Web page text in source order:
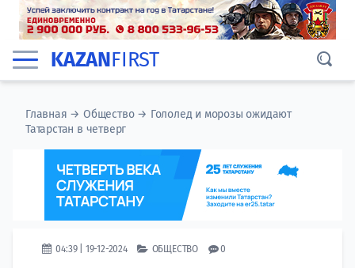
KAZANFIRST
Главная →Общество→ Гололед и морозы ожидают
Татарстан в четверг
04:39 | 19-12-2024 ОБЩЕСТВО 0